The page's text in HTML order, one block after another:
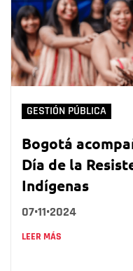
GESTIÓN PÚBLICA
Bogotá
Día de la
Indígenas
07•11•2024
LEER MÁS